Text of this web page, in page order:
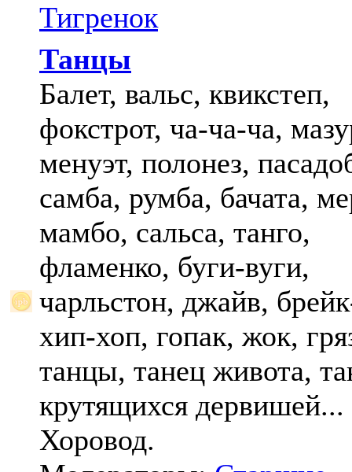
Тигренок
Танцы
Балет, вальс, квикстеп,
фокстрот, ча-ча-ча,
менуэт, полонез,
самба, румба, бачата,
мамбо, сальса, танго,
фламенко, буги-вуги,
чарльстон, джайв,
хип-хоп, гопак, жок,
танцы, танец живота,
крутящихся дервишей...
Хоровод.